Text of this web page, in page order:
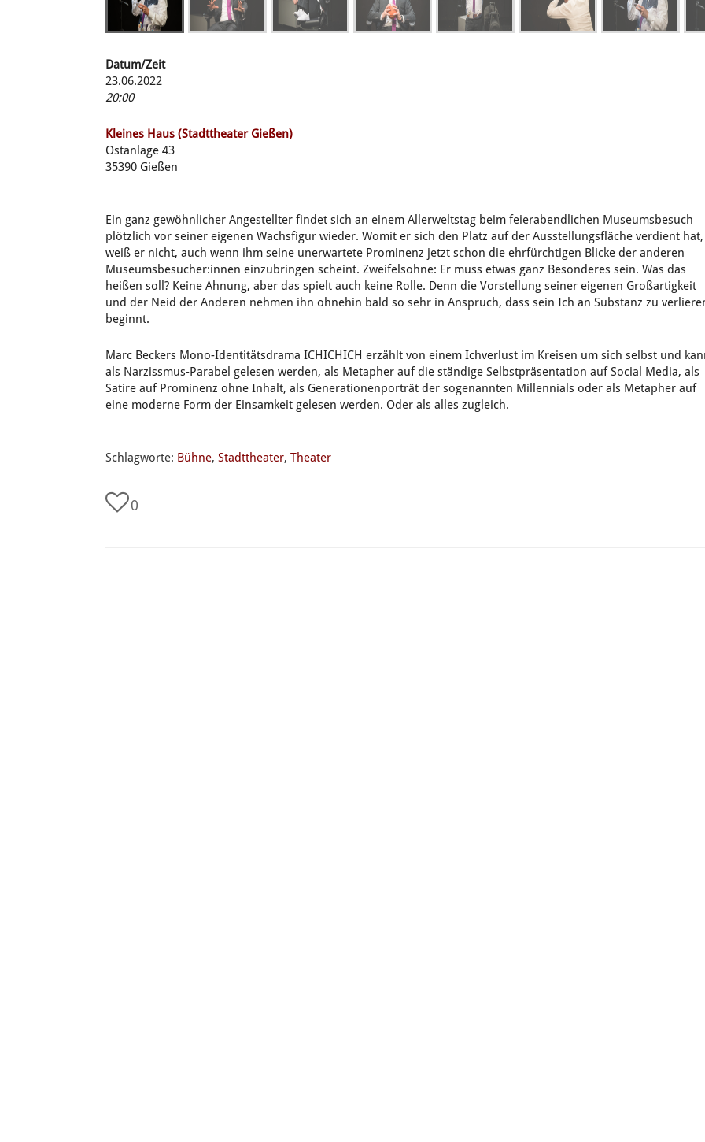
Datum/Zeit
23.06.2022
20:00
Kleines Haus (Stadttheater Gießen)
Ostanlage 43
35390 Gießen
Ein ganz gewöhnlicher Angestellter findet sich an einem Allerweltstag beim feierabendlichen Museumsbesuch
plötzlich vor seiner eigenen Wachsfigur wieder. Womit er sich den Platz auf der Ausstellungsfläche verdient hat,
weiß er nicht, auch wenn ihm seine unerwartete Prominenz jetzt schon die ehrfürchtigen Blicke der anderen
Museumsbesucher:innen einzubringen scheint. Zweifelsohne: Er muss etwas ganz Besonderes sein. Was das
heißen soll? Keine Ahnung, aber das spielt auch keine Rolle. Denn die Vorstellung seiner eigenen Großartigkeit
und der Neid der Anderen nehmen ihn ohnehin bald so sehr in Anspruch, dass sein Ich an Substanz zu
beginnt.
Marc Beckers Mono-Identitätsdrama ICHICHICH erzählt von einem Ichverlust im Kreisen um sich selbst und
als Narzissmus-Parabel gelesen werden, als Metapher auf die ständige Selbstpräsentation auf Social Media, als
Satire auf Prominenz ohne Inhalt, als Generationenporträt der sogenannten Millennials oder als Metapher auf
eine moderne Form der Einsamkeit gelesen werden. Oder als alles zugleich.
Schlagworte: Bühne,Stadttheater,Theater
0